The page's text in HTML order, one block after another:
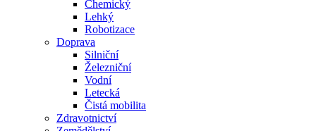
Chemický
Lehký
Robotizace
Doprava
Silniční
Železniční
Vodní
Letecká
Čistá mobilita
Zdravotnictví